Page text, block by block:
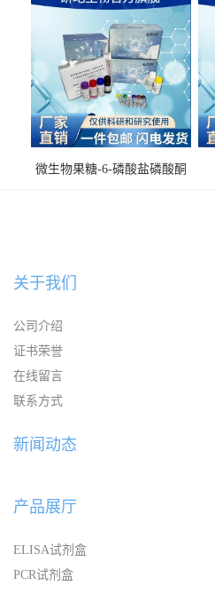
微生物果糖-6-磷酸盐磷酸酮
关于我们
公司介绍
证书荣誉
在线留言
联系方式
新闻动态
产品展厅
ELISA试剂盒
PCR试剂盒